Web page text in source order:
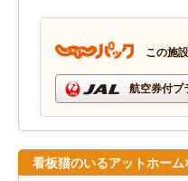
この施
航空券付プ
看板猫のいるアットホー